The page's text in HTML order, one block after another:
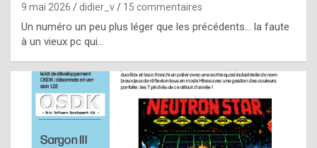
e
f
o
m
m
a
9 mai 2026 didier_v 15 commentaires
Un numéro un peu plus léger que les précédents… la faute
à un vieux pc qui…